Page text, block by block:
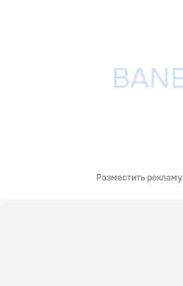
Разместить